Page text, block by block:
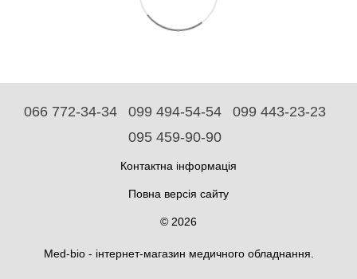
066 772-34-34 099 494-54-54
099 443-23-23
095 459-90-90
Контактна інформація
Повна версія сайту
© 2026
Med-bio - інтернет-магазин медичного обладнання.